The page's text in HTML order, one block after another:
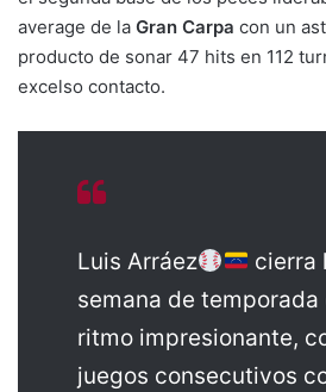
average de la Gran Carpa con un
producto de sonar 47 hits en 112
excelso contacto.
Luis Arráez
cierra
semana de temporada
ritmo impresionante,
juegos consecutivos